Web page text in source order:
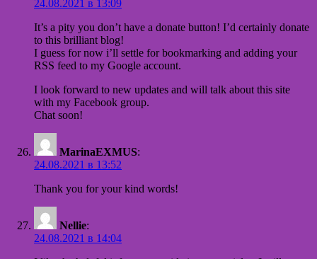
24.08.2021 в 13:09
It’s a pity you don’t have a donate button! I’d certainly donate
to this brilliant blog!
I guess for now i’ll settle for bookmarking and adding your
RSS feed to my Google account.
I look forward to new updates and will talk about this site
with my Facebook group.
Chat soon!
MarinaEXMUS:
24.08.2021 в 13:52
Thank you for your kind words!
Nellie:
24.08.2021 в 14:04